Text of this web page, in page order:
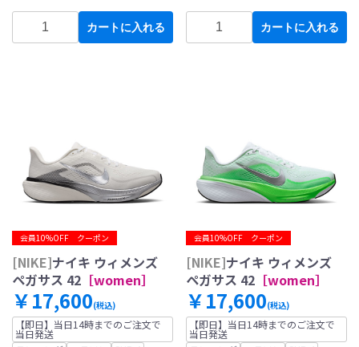
カートに入れる カートに入れる
会員10%OFF クーポン
[NIKE]ナイキ ウィメンズ
ペガサス 42 ［women］
￥17,600(税込)
【即日】当日14時までのご注文で
当日発送
会員10%OFF クーポン
[NIKE]ナイキ ウィメンズ
ペガサス 42 ［women］
￥17,600(税込)
【即日】当日14時までのご注文で
当日発送